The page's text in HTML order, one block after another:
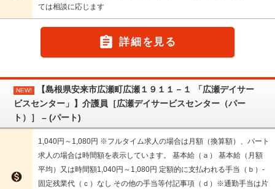
ては相談に応じます
 詳細を見る
NEW!
【島根県安来市広瀬町広瀬１９１１－１ 「広瀬デイサー
ビスセンター」】介護員［広瀬デイサービスセンター（パー
ト）］ – (パート)

1,040円～1,080円 ※フルタイム求人の場合は月額（換算額）、パート
求人の場合は時間額を表示しています。 基本給（ａ） 基本給（月額
平均）又は時間額1,040円～1,080円 定額的に支払われる手当（ｂ）-
固定残業代（ｃ）なし その他の手当等付記事項（ｄ）※通勤手当は片